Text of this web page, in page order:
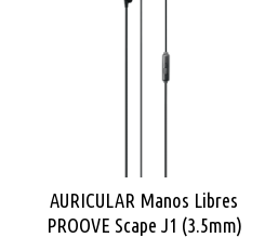
AURICULAR Manos Libres
PROOVE Scape J1 (3.5mm)